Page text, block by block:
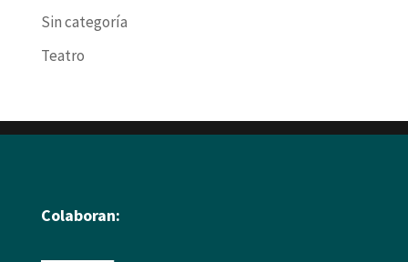
Sin categoría
Teatro
Colaboran: